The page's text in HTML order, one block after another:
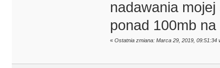
nadawania
ponad 100mb
« Ostatnia zmiana: Marca 29, 2019, 09:51:34